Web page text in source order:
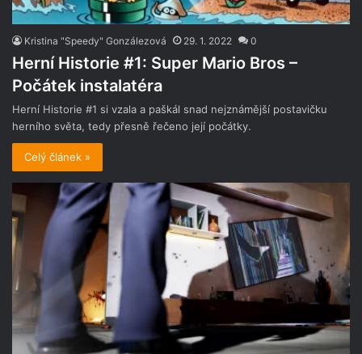
Kristina "Speedy" Gonzálezová 29. 1. 2022 0
Herní Historie #1: Super Mario Bros –
Počátek instalatéra
Herní Historie #1 si vzala a paškál snad nejznámější postavičku
herního světa, tedy přesně řečeno její počátky.
Celý článek »